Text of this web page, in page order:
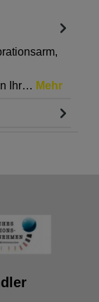
Ihr… Mehr